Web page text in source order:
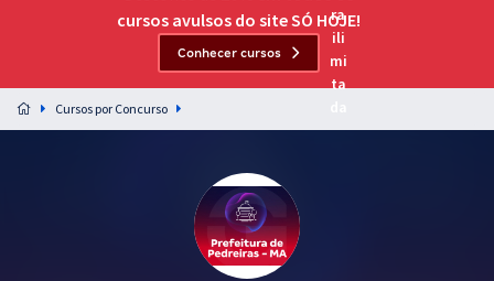
Preparação completa e intensiva para as principais
residências em saúde do Brasil
cursos avulsos do site SÓ HOJE!
Conhecer cursos
Cursos por Concurso